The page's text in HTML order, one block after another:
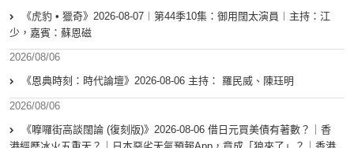
《虎豹 • 獵奇》2026-08-07︱第44季10集：御用闊太演員︱主持：江
少，嘉賓：蘇恩磁
2026/08/06
《恩典時刻：時代論壇》2026-08-06 主持： 羅民威、陳珏明
2026/08/06
《嚤囉街高談闊論 (復刻版)》2026-08-06 借日元買美債有著數？｜香